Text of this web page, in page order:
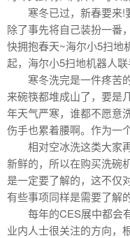
寒冬已过，新春要来!要
除了事先将自己装扮一番
快拥抱春天~海尔小5扫地
起，海尔小5扫地机器人
寒冬洗完是一件疼苦的
来碗筷都堆成山了，要是
年天气严寒，谁都不愿意
伤手也累着腰啊。作为一
相对空冰洗这类大家再
新鲜的，所以在购买洗碗
是一定要了解的，这不仅
有些事项同样是需要了解的
每年的CES展中都会有
业内人士很关注的方向，